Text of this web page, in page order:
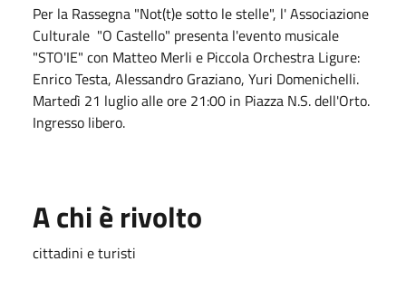
Per la Rassegna "Not(t)e sotto le stelle", l' Associazione
Culturale "O Castello" presenta l'evento musicale
"STO'IE" con Matteo Merli e Piccola Orchestra Ligure:
Enrico Testa, Alessandro Graziano, Yuri Domenichelli.
Martedì 21 luglio alle ore 21:00 in Piazza N.S. dell'Orto.
Ingresso libero.
A chi è rivolto
cittadini e turisti